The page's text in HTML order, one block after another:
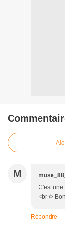
M muse_88_
C'est une
<br />
Répondre